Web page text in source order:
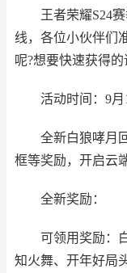
王者荣耀S24
线，各位小伙伴们
呢?想要快速获得的
活动时间：9月
全新白狼哮月
框等奖励，开启云
全新奖励：
可领用奖励：
知火舞、开年好局